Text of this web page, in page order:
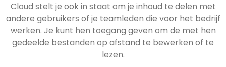
Cloud stelt je ook in staat om je inhoud te delen met
andere gebruikers of je teamleden die voor het bedrijf
werken. Je kunt hen toegang geven om de met hen
gedeelde bestanden op afstand te bewerken of te
lezen.